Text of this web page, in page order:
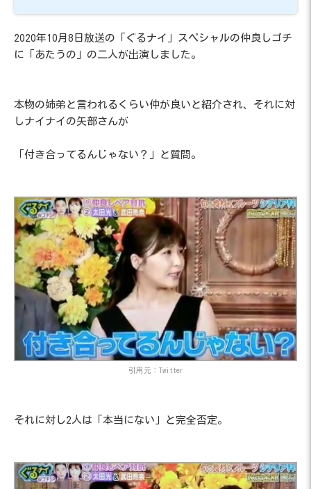
2020年10月8日放送の「ぐるナイ」スペシャルの仲良しゴチ
に「あたうの」の二人が出演しました。
本物の姉弟と言われるくらい仲が良いと紹介され、それに対
しナイナイの矢部さんが
「付き合ってるんじゃない？」と質問。
引用元：Twitter
それに対し2人は「本当にない」と完全否定。